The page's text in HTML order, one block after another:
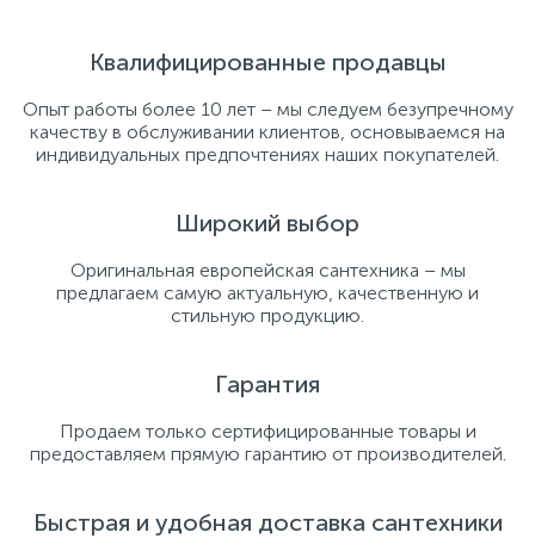
Квалифицированные продавцы
Опыт работы более 10 лет – мы следуем безупречному
качеству в обслуживании клиентов, основываемся на
индивидуальных предпочтениях наших покупателей.
Широкий выбор
Оригинальная европейская сантехника – мы
предлагаем самую актуальную, качественную и
стильную продукцию.
Гарантия
Продаем только сертифицированные товары и
предоставляем прямую гарантию от производителей.
Быстрая и удобная доставка сантехники